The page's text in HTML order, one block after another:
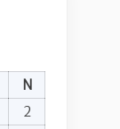
N
2